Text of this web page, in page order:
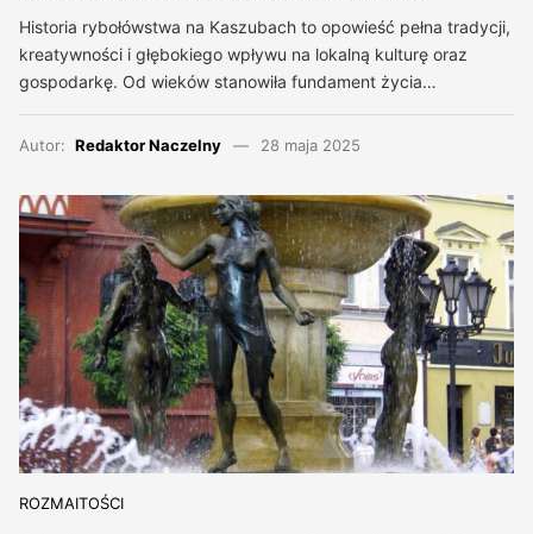
Historia rybołówstwa na Kaszubach to opowieść pełna tradycji,
kreatywności i głębokiego wpływu na lokalną kulturę oraz
gospodarkę. Od wieków stanowiła fundament życia…
Autor: Redaktor Naczelny 28 maja 2025
ROZMAITOŚCI